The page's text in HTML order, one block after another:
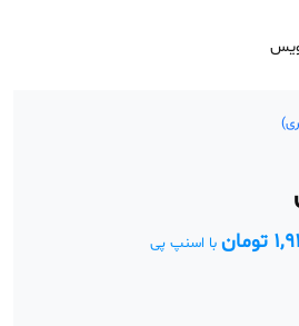
تومان با اسنپ پی